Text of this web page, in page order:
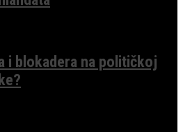
i blokadera na političkoj